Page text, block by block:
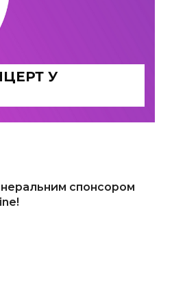
У
спонсором